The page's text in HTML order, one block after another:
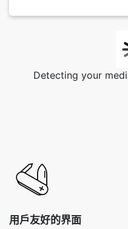
Detecting your
用戶友好的界面